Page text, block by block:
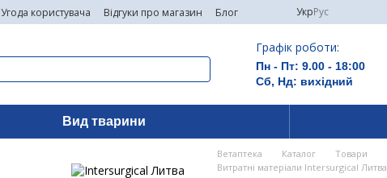
Угода користувача Відгуки про магазин Блог УкрРус
Графік роботи:
Пн - Пт: 9.00 - 18:00
Сб, Нд: вихідний
Вид тварини
Ветаптека Каталог Товари
Витратні матеріали Intersurgical Литва